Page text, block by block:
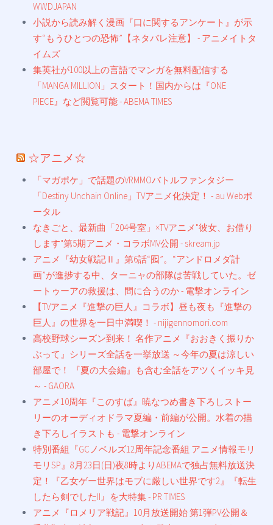
WWDJAPAN
小説から読み解く漫画『口に関するアンケート』が示
す“もうひとつの恐怖”【ネタバレ注意】 - アニメイトタ
イムズ
集英社が100以上の言語でマンガを無料配信する
「MANGA MILLION」スタート！国内からは『ONE
PIECE』など閲覧可能 - ABEMA TIMES
☆アニメ☆
「マガポケ」で話題のVRMMOバトルファンタジー
「Destiny Unchain Online」TVアニメ化決定！ - au Webポ
ータル
なきごと、最新曲「204号室」×TVアニメ"彼女、お借り
します"第5期アニメ・コラボMV公開 - skream.jp
アニメ『幼女戦記Ⅱ』第6話“囮”。“アンドロメダ計
画”が進捗する中、ターニャの部隊は苦戦していた。ゼ
ートゥーアの救援は、間に合うのか - 電撃オンライン
【TVアニメ『進撃の巨人』コラボ】昼も夜も『進撃の
巨人』の世界を一日中満喫！ - nijigennomori.com
高校野球シーズン到来！ 名作アニメ『おおきく振りか
ぶって』シリーズ全話を一挙放送 ～今年の夏は涼しい
部屋で！ 『夏の大会編』も含む全話をアツくイッキ見
～ - GAORA
アニメ10周年『このすば』暁なつめ書き下ろしストー
リーのオーディオドラマ夏編・前編が公開。水着の描
き下ろしイラストも - 電撃オンライン
特別番組『GCノベルズ12周年記念番組 アニメ情報モリ
モリSP』8月23日(日)夜8時よりABEMAで独占無料放送決
定！『乙女ゲー世界はモブに厳しい世界です2』『転生
したら剣でしたII』を大特集 - PR TIMES
アニメ『ロメリア戦記』10月放送開始 第1弾PV公開＆